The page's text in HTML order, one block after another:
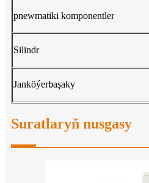
pnewmatiki komponentler
Silindr
Janköýerbaşaky
Suratlaryň nusgasy